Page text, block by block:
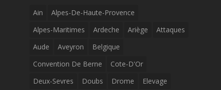
Ain
Alpes-De-Haute-Provence
Alpes-Maritimes
Ardeche Ariège
Attaques
Aude
Aveyron
Belgique
Convention De Berne
Cote-D'Or
Deux-Sevres
Doubs Drome
Elevage